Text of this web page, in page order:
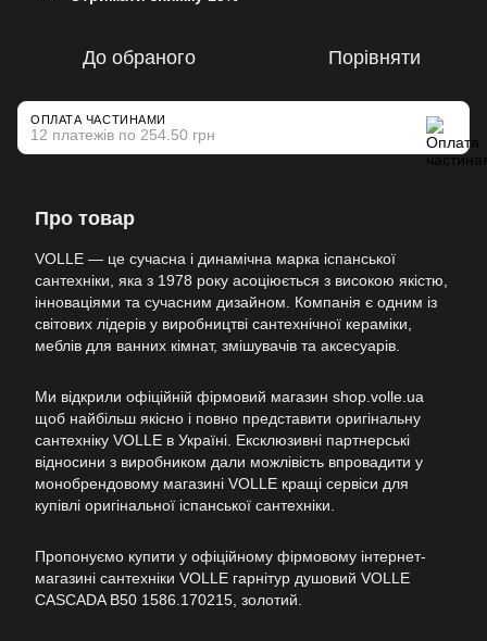
До обраного Порівняти
ОПЛАТА ЧАСТИНАМИ
12 платежів по 254.50 грн
Про товар
VOLLE — це сучасна і динамічна марка іспанської
сантехніки, яка з 1978 року асоціюється з високою якістю,
інноваціями та сучасним дизайном. Компанія є одним із
світових лідерів у виробництві сантехнічної кераміки,
меблів для ванних кімнат, змішувачів та аксесуарів.
Ми відкрили офіційній фірмовий магазин shop.volle.ua
щоб найбільш якісно і повно представити оригінальну
сантехніку VOLLE в Україні. Ексклюзивні партнерські
відносини з виробником дали можлівість впровадити у
монобрендовому магазині VOLLE кращі сервіси для
купівлі оригінальної іспанської сантехніки.
Пропонуємо купити у офіційному фірмовому інтернет-
магазині сантехніки VOLLE гарнітур душовий VOLLE
CASCADA B50 1586.170215, золотий.